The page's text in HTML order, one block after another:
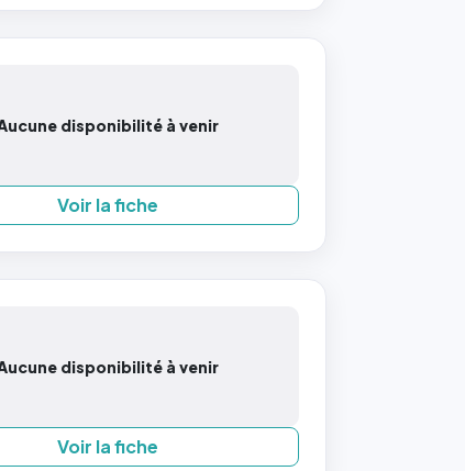
disponibilité à venir
Voir la fiche
disponibilité à venir
Voir la fiche